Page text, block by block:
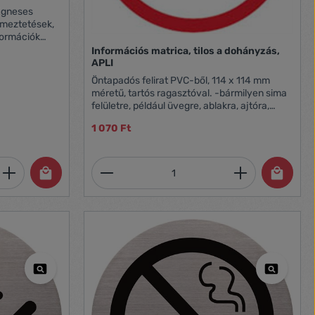
vagy használja a gombokat a
x 323 mm
Adja meg a kívánt mennyiséget, vagy
Információs matrica, tilos a dohányzás,
APLI
Öntapadós felirat PVC-ből, 114 x 114 mm
méretű, tartós ragasztóval. -bármilyen sima
felületre, például üvegre, ablakra, ajtóra,
felragasztható -kiszerelés: 1 db/bliszter
1 070 Ft
Termékmennyiség: Adja